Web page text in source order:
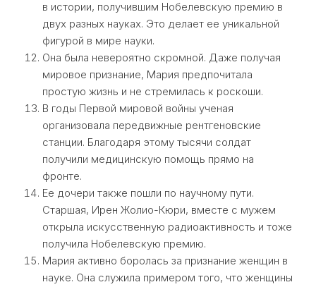
в истории, получившим Нобелевскую премию в
двух разных науках. Это делает ее уникальной
фигурой в мире науки.
Она была невероятно скромной. Даже получая
мировое признание, Мария предпочитала
простую жизнь и не стремилась к роскоши.
В годы Первой мировой войны ученая
организовала передвижные рентгеновские
станции. Благодаря этому тысячи солдат
получили медицинскую помощь прямо на
фронте.
Ее дочери также пошли по научному пути.
Старшая, Ирен Жолио-Кюри, вместе с мужем
открыла искусственную радиоактивность и тоже
получила Нобелевскую премию.
Мария активно боролась за признание женщин в
науке. Она служила примером того, что женщины